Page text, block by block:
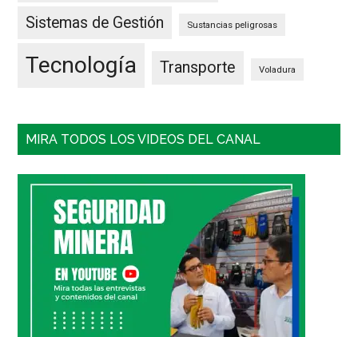
Sistemas de Gestión Sustancias peligrosas
Tecnología Transporte Voladura
MIRA TODOS LOS VIDEOS DEL CANAL